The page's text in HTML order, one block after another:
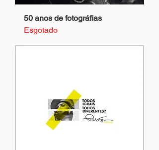
50 anos de fotográfias
Esgotado